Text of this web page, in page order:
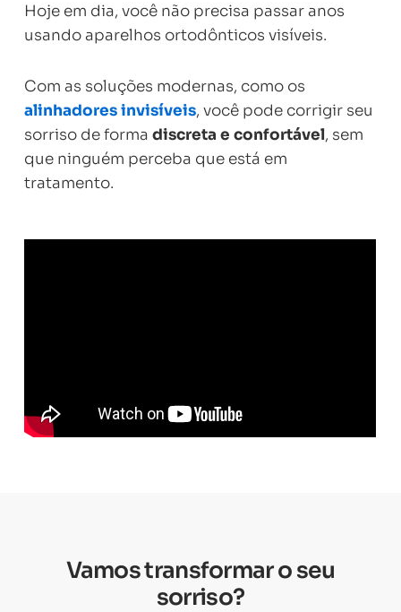
Hoje em dia, você não precisa passar anos
usando aparelhos ortodônticos visíveis.
Com as soluções modernas, como os
alinhadores invisíveis, você pode corrigir seu
sorriso de formadiscreta e confortável, sem
que ninguém perceba que está em
tratamento.
Vamos transformar o seu
sorriso?